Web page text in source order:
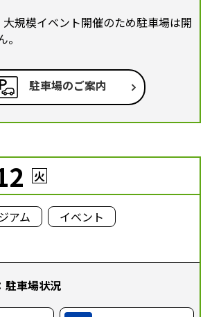
規模イベント開催のため駐車場は開
駐車場のご案内
火
アム イベント
駐車場状況